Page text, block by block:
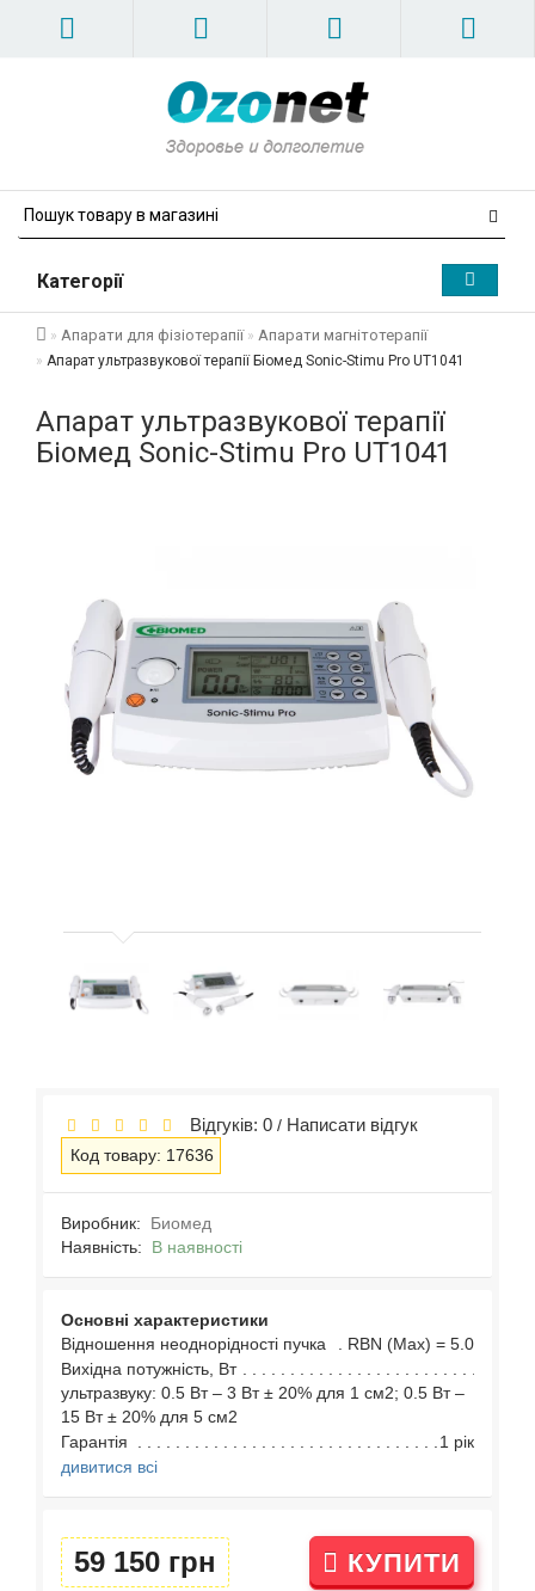
Категорії
Апарати для фізіотерапії Апарати магнітотерапії
Апарат ультразвукової терапії Біомед Sonic-Stimu Pro UT1041
Апарат ультразвукової терапії
Біомед Sonic-Stimu Pro UT1041
Відгуків: 0 / Написати відгук
Код товару: 17636
Виробник:
Биомед
Наявність: В наявності
Основні характеристики
Відношення неоднорідності пучка
RBN (Max) = 5.0
Вихідна потужність, Вт
ультразвуку: 0.5 Вт – 3 Вт ± 20% для 1 см2; 0.5 Вт –
15 Вт ± 20% для 5 см2
Гарантія
1 рік
дивитися всі
59 150 грн КУПИТИ